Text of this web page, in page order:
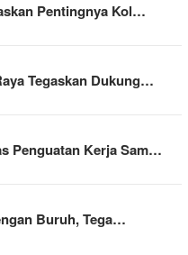
Pentingnya Kol…
Tegaskan Dukung…
Penguatan Kerja Sam…
Buruh, Tega…